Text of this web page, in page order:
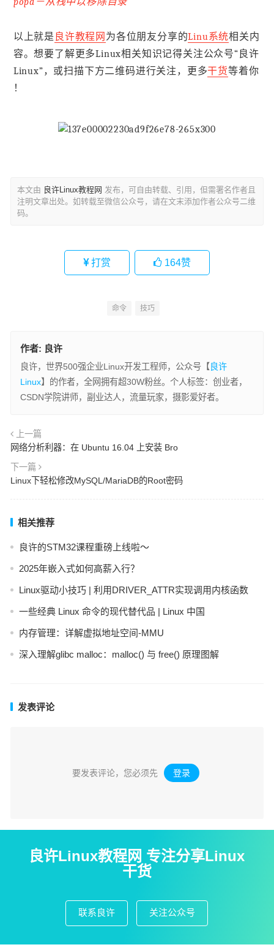
以上就是 良许教程网 为各位朋友分享的Linu系统相关内
容。想要了解更多Linux相关知识记得关注公众号“良许
Linux”，或扫描下方二维码进行关注，更多干货等着你
！
本文由 良许Linux教程网 发布，可自由转载、引用，但需署名作者且
注明文章出处。如转载至微信公众号，请在文末添加作者公众号二维
码。
打赏 164赞
命令 技巧
作者: 良许
良许，世界500强企业Linux开发工程师，公众号【 良许
Linux】的作者，全网拥有超30W粉丝。个人标签：创业者，
CSDN学院讲师，副业达人，流量玩家，摄影爱好者。
上一篇
网络分析利器：在 Ubuntu 16.04 上安装 Bro
下一篇
Linux下轻松修改MySQL/MariaDB的Root密码
相关推荐
良许的STM32课程重磅上线啦～
2025年嵌入式如何高薪入行？
Linux驱动小技巧 | 利用DRIVER_ATTR实现调用内核函数
一些经典 Linux 命令的现代替代品 | Linux 中国
内存管理：详解虚拟地址空间-MMU
深入理解glibc malloc：malloc() 与 free() 原理图解
发表评论
要发表评论，您必须先 登录 。
良许Linux教程网 专注分享Linux
干货
联系良许 关注公众号